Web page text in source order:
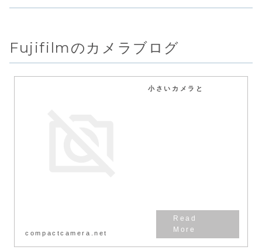
Fujifilmのカメラブログ
小さいカメラと
compactcamera.net